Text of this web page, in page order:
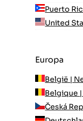
Puerto
United
Europa
België |
Belgique |
Česká